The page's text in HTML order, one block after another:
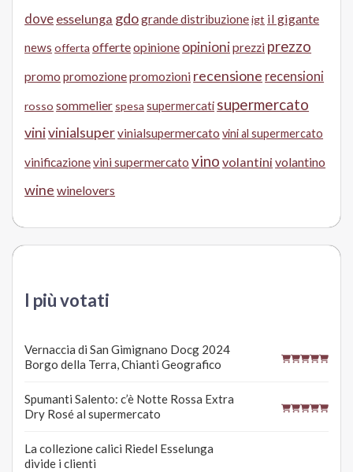
dove esselunga gdogrande distribuzioneigt il gigante
news offerta offerteopinione opinioniprezzi prezzo
promo promozionepromozioni recensione recensioni
rosso sommelier spesa supermercati supermercato
vinivinialsupervinialsupermercato vini al supermercato
vinificazionevini supermercato vino volantini volantino
wine winelovers
I più votati
Vernaccia di San Gimignano Docg 2024
Borgo della Terra, Chianti Geografico
Spumanti Salento: c’è Notte Rossa Extra
Dry Rosé al supermercato
La collezione calici Riedel Esselunga
divide i clienti